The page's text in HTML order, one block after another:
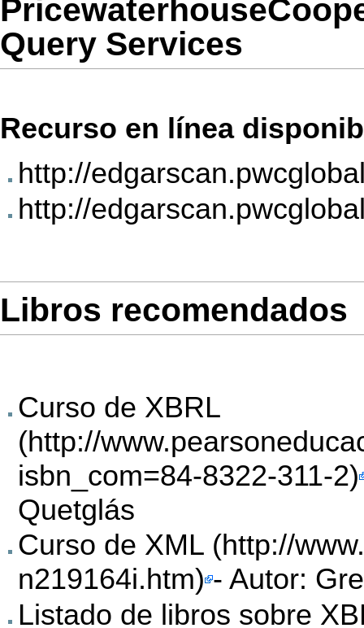
Query Services
Recurso en línea
http://
http://
Libros recomendados
Curso de XBRL
Quetglás
Curso de XML
- Autor:
Listado de libros sobre